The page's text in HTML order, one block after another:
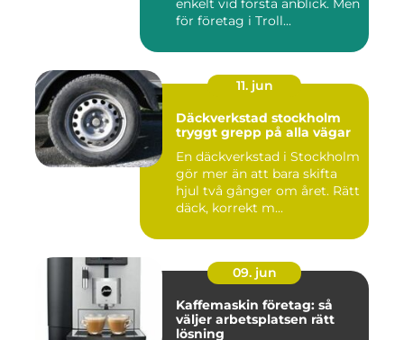
enkelt vid första anblick. Men
för företag i Troll...
11. jun
Däckverkstad stockholm
tryggt grepp på alla vägar
En däckverkstad i Stockholm
gör mer än att bara skifta
hjul två gånger om året. Rätt
däck, korrekt m...
09. jun
Kaffemaskin företag: så
väljer arbetsplatsen rätt
lösning